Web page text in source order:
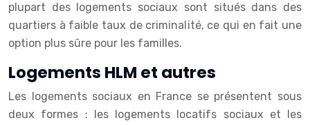
plupart des logements sociaux sont situés dans des
quartiers à faible taux de criminalité, ce qui en fait une
option plus sûre pour les familles.
Logements HLM et autres
Les logements sociaux en France se présentent sous
deux formes : les logements locatifs sociaux et les